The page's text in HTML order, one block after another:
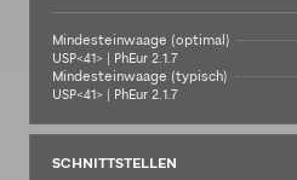
Mindesteinwaage (optimal)
USP<41> | PhEur 2.1.7
Mindesteinwaage (typisch)
USP<41> | PhEur 2.1.7
SCHNITTSTELLEN